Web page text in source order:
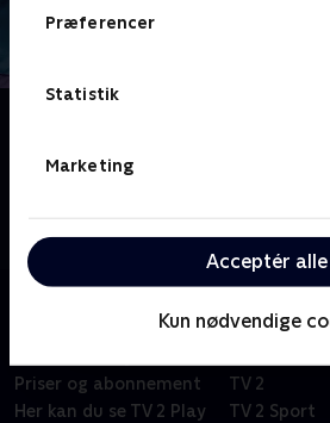
Præferencer
Statistik
Marketing
Acceptér alle
Kun nødvendige
Karla Rosalina er regnbuebarn
en far, men kun to af de fire er
forældre.
Priser og abonnement
Her kan du se TV 2 Play
TV 2
TV 2 Sport